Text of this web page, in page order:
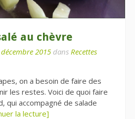
au chèvre
2015 dans Recettes
on a besoin de faire des
les restes. Voici de quoi faire
qui accompagné de salade
la lecture]